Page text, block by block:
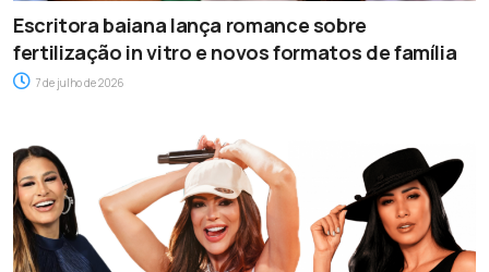
Escritora baiana lança romance sobre
fertilização in vitro e novos formatos de família
7 de julho de 2026